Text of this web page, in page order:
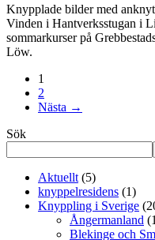
Knypplade bilder med
Vinden i Hantverksstugan i
sommarkurser på
Löw.
1
2
Nästa →
Sök
Aktuellt (5)
knyppelresidens (1)
Knyppling i Sverige
Ångermanland
Blekinge och